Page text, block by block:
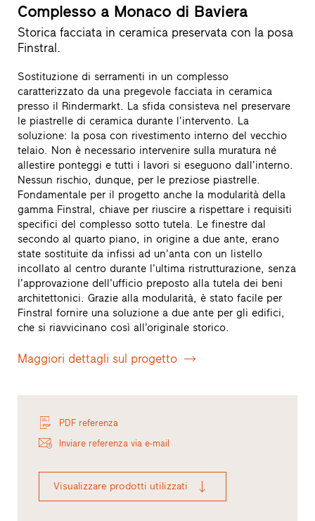
Complesso a Monaco di Baviera
Storica facciata in ceramica preservata con la posa
Finstral.
Sostituzione di serramenti in un complesso
caratterizzato da una pregevole facciata in ceramica
presso il Rindermarkt. La sfida consisteva nel preservare
le piastrelle di ceramica durante l’intervento. La
soluzione: la posa con rivestimento interno del vecchio
telaio. Non è necessario intervenire sulla muratura né
allestire ponteggi e tutti i lavori si eseguono dall’interno.
Nessun rischio, dunque, per le preziose piastrelle.
Fondamentale per il progetto anche la modularità della
gamma Finstral, chiave per riuscire a rispettare i requisiti
specifici del complesso sotto tutela. Le finestre dal
secondo al quarto piano, in origine a due ante, erano
state sostituite da infissi ad un’anta con un listello
incollato al centro durante l’ultima ristrutturazione, senza
l’approvazione dell’ufficio preposto alla tutela dei beni
architettonici. Grazie alla modularità, è stato facile per
Finstral fornire una soluzione a due ante per gli edifici,
che si riavvicinano così all’originale storico.
Maggiori dettagli sul progetto
PDF referenza
Inviare referenza via e-mail
Visualizzare prodotti utilizzati